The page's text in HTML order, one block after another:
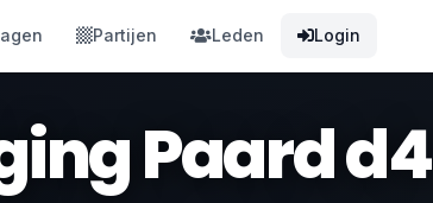
Partijen Leden Login
Paard d4